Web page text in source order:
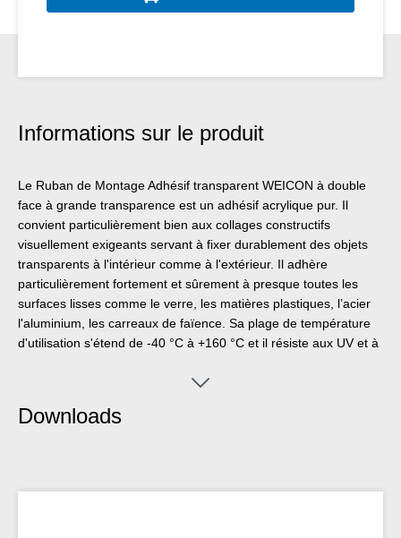
Informations sur le produit
Le Ruban de Montage Adhésif transparent WEICON à double
face à grande transparence est un adhésif acrylique pur. Il
convient particulièrement bien aux collages constructifs
visuellement exigeants servant à fixer durablement des objets
transparents à l'intérieur comme à l'extérieur. Il adhère
particulièrement fortement et sûrement à presque toutes les
surfaces lisses comme le verre, les matières plastiques, l’acier
l'aluminium, les carreaux de faïence. Sa plage de température
d'utilisation s'étend de -40 °C à +160 °C et il résiste aux UV et à
WEICON, il peut servir d'aide à la fixation de collages hybrides
adhésif de montage transparent peut rendre service dans de
Downloads